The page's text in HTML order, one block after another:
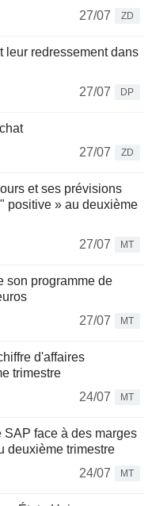
27/07
ZD
leur redressement dans
27/07
DP
27/07
ZD
et ses prévisions
positive » au deuxième
27/07
MT
son programme de
27/07
MT
d'affaires
trimestre
24/07
MT
SAP face à des marges
deuxième trimestre
24/07
MT